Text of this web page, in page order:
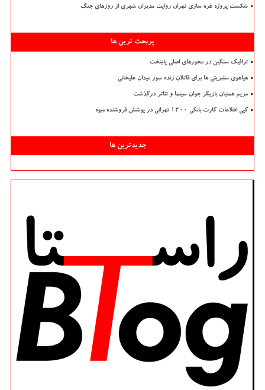
شکست پروژه غزه سازی تهران روایت مدیران شهری از روزهای جنگ
پربحث ترین ها
ترافیک سنگین در محورهای اصلی پایتخت
هیاهوی سلبریتی ها برای قاتلان زنده سوز میدان علیخانی
مریم همتیان بازیگر جوان سینما و تئاتر درگذشت
کپی اطلاعات کارت بانکی ۱۲۰۰ تهرانی در پوشش فروشنده میوه
جدیدترین ها